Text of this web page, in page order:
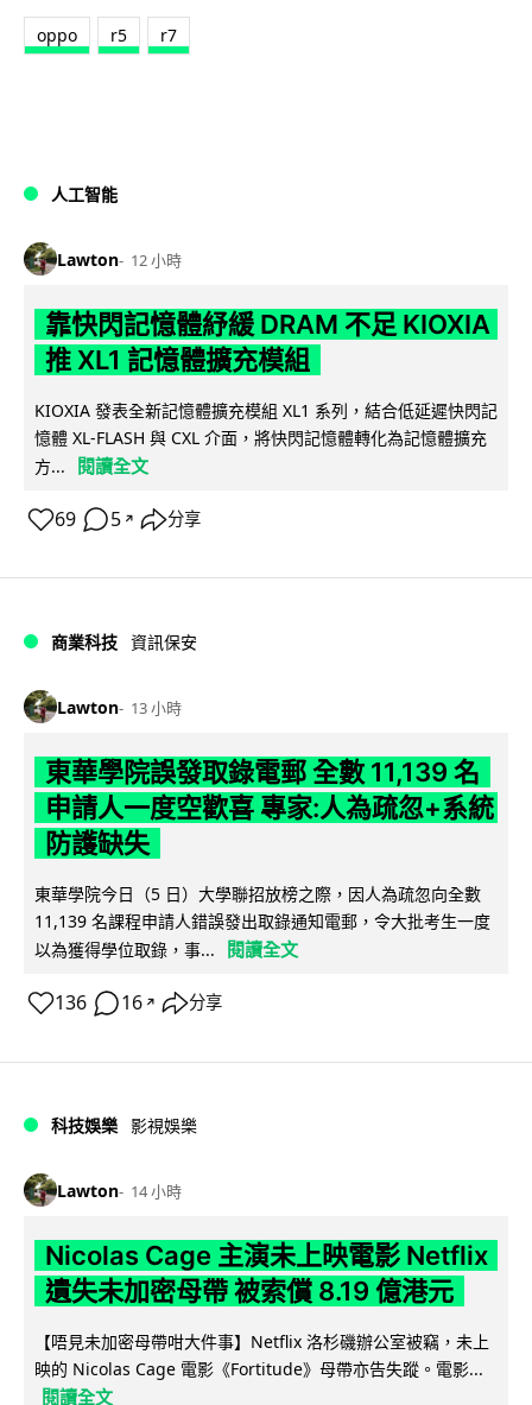
oppo r5 r7
人工智能
Lawton 12 小時
靠快閃記憶體紓緩 DRAM 不足 KIOXIA
推 XL1 記憶體擴充模組
KIOXIA 發表全新記憶體擴充模組 XL1 系列，結合低延遲快閃記
憶體 XL-FLASH 與 CXL 介面，將快閃記憶體轉化為記憶體擴充
方...
閱讀全文
69 5 ↗ 分享
商業科技 資訊保安
Lawton 13 小時
東華學院誤發取錄電郵 全數 11,139 名
申請人一度空歡喜 專家:人為疏忽+系統
防護缺失
東華學院今日（5 日）大學聯招放榜之際，因人為疏忽向全數
11,139 名課程申請人錯誤發出取錄通知電郵，令大批考生一度
以為獲得學位取錄，事...
閱讀全文
136 16 ↗ 分享
科技娛樂 影視娛樂
Lawton 14 小時
Nicolas Cage 主演未上映電影 Netflix
遺失未加密母帶 被索償 8.19 億港元
【唔見未加密母帶咁大件事】Netflix 洛杉磯辦公室被竊，未上
映的 Nicolas Cage 電影《Fortitude》母帶亦告失蹤。電影...
閱讀全文